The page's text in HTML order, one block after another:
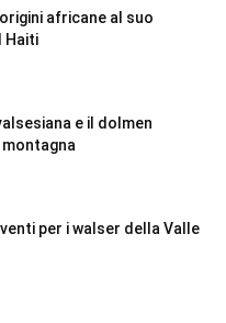
africane al suo
Haiti
e il dolmen
per i walser della Valle